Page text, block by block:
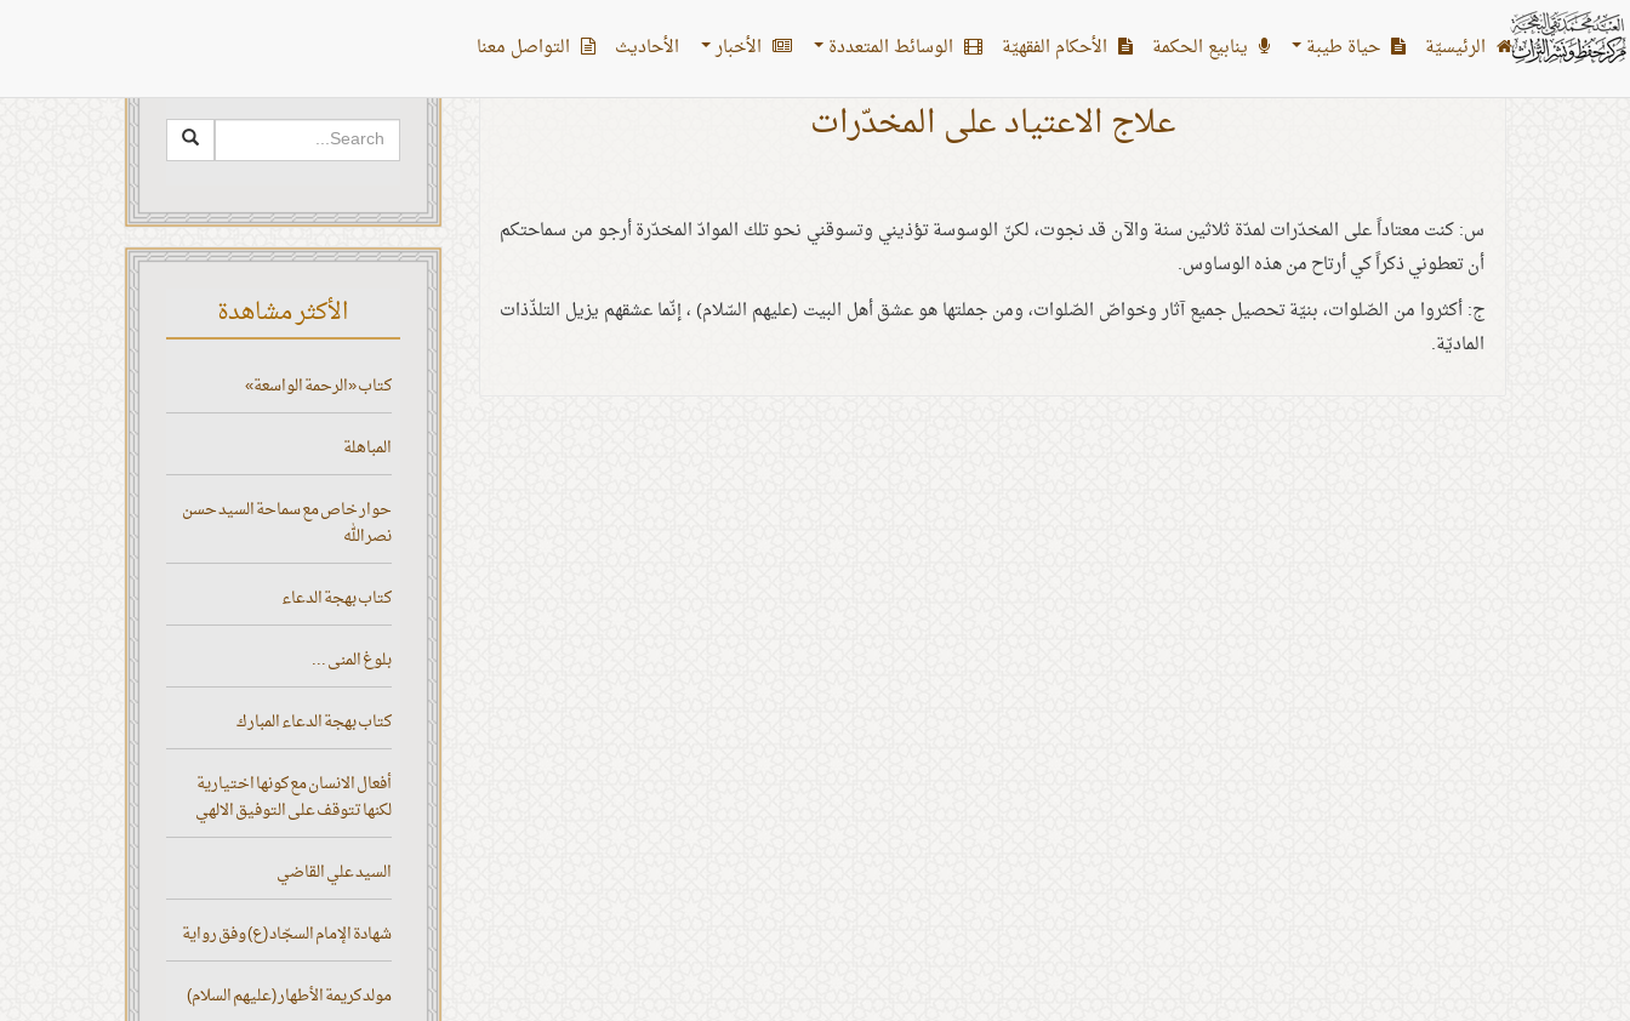
الرئیسیّة حياة طيبة ينابيع الحكمة الأحکام الفقهیّة الوسائط المتعددة الأخبار الأحادیث التواصل معنا
علاج الاعتياد على المخدّرات
س: كنت معتاداً على المخدّرات لمدّة ثلاثين سنة والآن قد نجوت، لكنّ الوسوسة تؤذيني وتسوقني نحو تلك الموادّ المخدّرة أرجو من سماحتكم
أن تعطوني ذكراً كي أرتاح من هذه الوساوس.
ج: أكثروا من الصّلوات، بنيّة تحصيل جميع آثار وخواصّ الصّلوات، ومن جملتها هو عشق أهل البيت (عليهم السّلام) ، إنّما عشقهم يزيل التلذّذات
الماديّة.
الأكثر مشاهدة
كتاب «الرحمة الواسعة»
المباهلة
حوار خاص مع سماحة السيد حسن
نصر الله
كتاب بهجة الدعاء
بلوغ المنى ...
كتاب بهجة الدعاء المبارك
أفعال الانسان مع كونها اختيارية
لكنها تتوقف على التوفيق الالهي
السيد علي القاضي
شهادة الإمام السجّاد (ع) وفق رواية
مولد كريمة الأطهار (عليهم السلام)